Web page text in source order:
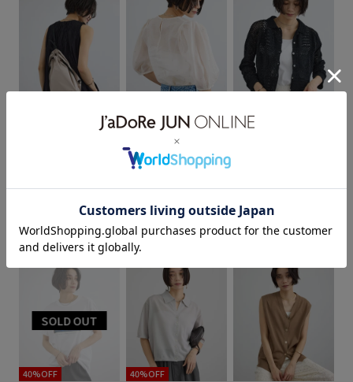
ニット パンツ
パンツにもスカートにも レディライク
ワイドパンツ ワンピース 二重織 幅広
軽くてあたたかい 長く使える
SALON adam et ropé
【WEB限定】2WAY
SALON adam et ropé
【WEB限定】ラメド
ット刺繍ボリューム
スリーブブラウス / イ
ージーケア
¥11,550
2BUY10%OFF
イージーケア
SALON adam et ropé
【WEB限定】ハンド
2BUY10%OFF
通気性
40%OFF 40%OFF